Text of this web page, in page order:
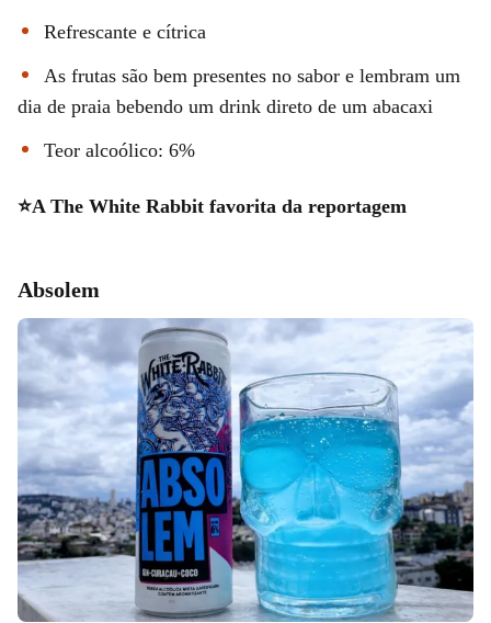
Refrescante e cítrica
As frutas são bem presentes no sabor e lembram um
dia de praia bebendo um drink direto de um abacaxi
Teor alcoólico: 6%
⭐A The White Rabbit favorita da reportagem
Absolem